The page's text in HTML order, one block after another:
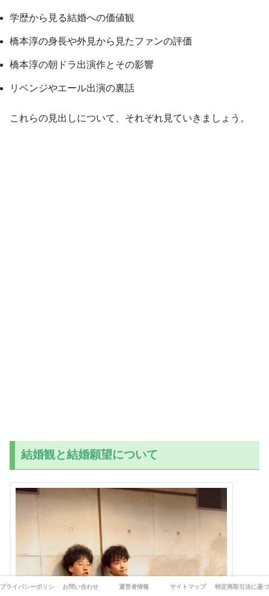
学歴から見る結婚への価値観
橋本淳の身長や外見から見たファンの評価
橋本淳の朝ドラ出演作とその影響
リベンジやエール出演の裏話
これらの見出しについて、それぞれ見ていきましょう。
結婚観と結婚願望について
プライバシーポリシー お問い合わせ 運営者情報 サイトマップ 特定商取引法に基